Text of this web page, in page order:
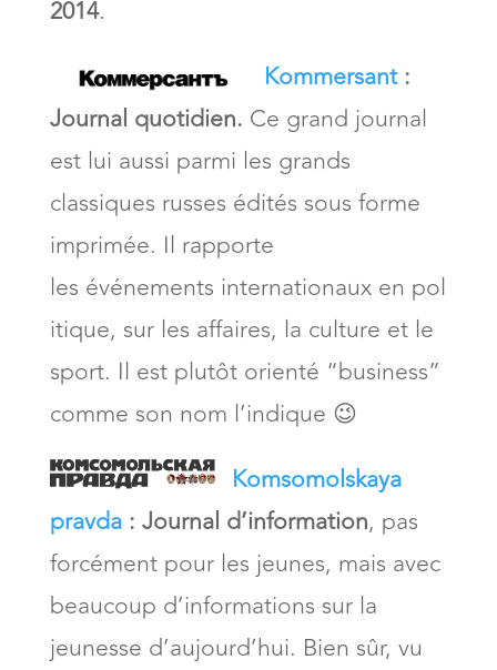
2014.
Kommersant:
Journal quotidien. Ce grand journal
est lui aussi parmi les grands
classiques russes édités sous forme
imprimée. Il rapporte
les événements internationaux en pol
itique, sur les affaires, la culture et le
sport. Il est plutôt orienté “business”
comme son nom l’indique 😉
Komsomolskaya
pravda: Journal d’information, pas
forcément pour les jeunes, mais avec
beaucoup d’informations sur la
jeunesse d’aujourd’hui. Bien sûr, vu